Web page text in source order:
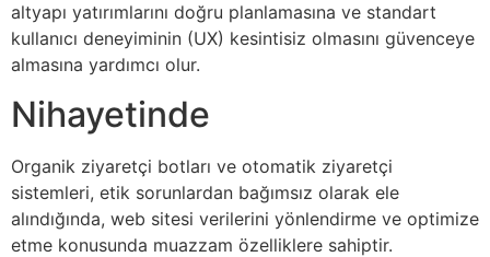
altyapı yatırımlarını doğru planlamasına ve standart
kullanıcı deneyiminin (UX) kesintisiz olmasını güvenceye
almasına yardımcı olur.
Nihayetinde
Organik ziyaretçi botları ve otomatik ziyaretçi
sistemleri, etik sorunlardan bağımsız olarak ele
alındığında, web sitesi verilerini yönlendirme ve optimize
etme konusunda muazzam özelliklere sahiptir.